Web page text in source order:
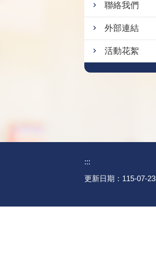
聯絡我們
外部連結
活動花絮
:::
更新日期： 115-07-23